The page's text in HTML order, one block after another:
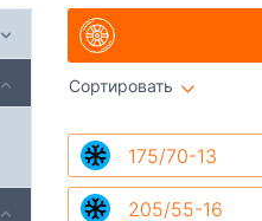
Сортировать
175/70-13
205/55-16